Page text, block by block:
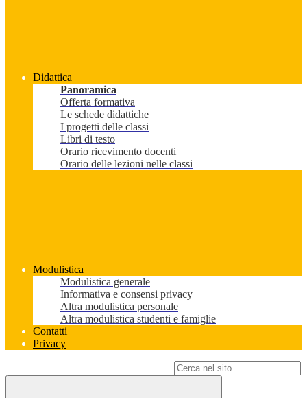
Didattica
Panoramica
Offerta formativa
Le schede didattiche
I progetti delle classi
Libri di testo
Orario ricevimento docenti
Orario delle lezioni nelle classi
Modulistica
Modulistica generale
Informativa e consensi privacy
Altra modulistica personale
Altra modulistica studenti e famiglie
Contatti
Privacy